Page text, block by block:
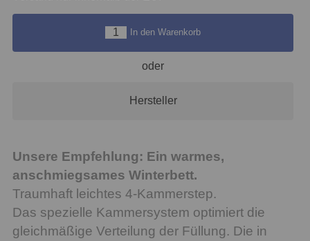
In den Warenkorb
oder
Hersteller
Unsere Empfehlung: Ein warmes,
anschmiegsames Winterbett.
Traumhaft leichtes 4-Kammerstep.
Das spezielle Kammersystem optimiert die
gleichmäßige Verteilung der Füllung. Die in